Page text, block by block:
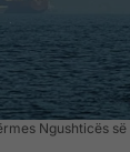
Ngushticës